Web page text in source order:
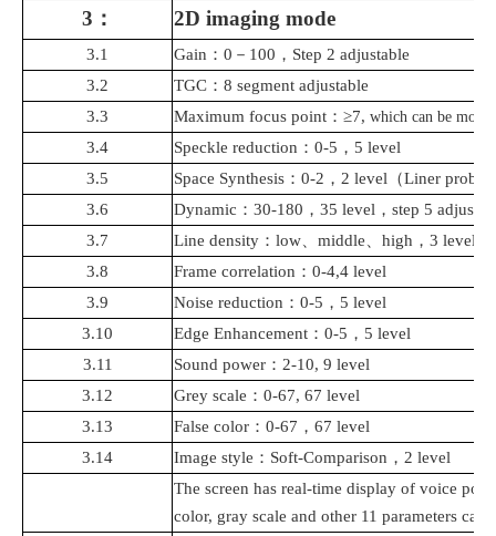
3 ： 2D imaging mode
3.1 Gain ： 0 － 100 ， Step 2 adjustable
3.2
TGC ： 8 segment adjustable
3.3
Maximum focus point ： ≥7, which can be
3.4 Speckle reduction ： 0-5 ， 5 level
3.5
Space Synthesis ： 0-2 ， 2 level （Liner probe:
3.6
Dynamic ： 30-180 ， 35 level ， step 5
3.7
Line density ： low middle high ， 3 level
3.8
Frame correlation ： 0-4,4 level
3.9
Noise reduction ： 0-5 ， 5 level
3.10
Edge Enhancement ： 0-5 ， 5 level
3.11
Sound power ： 2-10, 9 level
3.12
Grey scale ： 0-67, 67 level
3.13
False color ： 0-67 ， 67 level
3.14
Image style ： Soft-Comparison ， 2 level
The screen has real-time display of voice
color, gray scale and other 11 parameters can